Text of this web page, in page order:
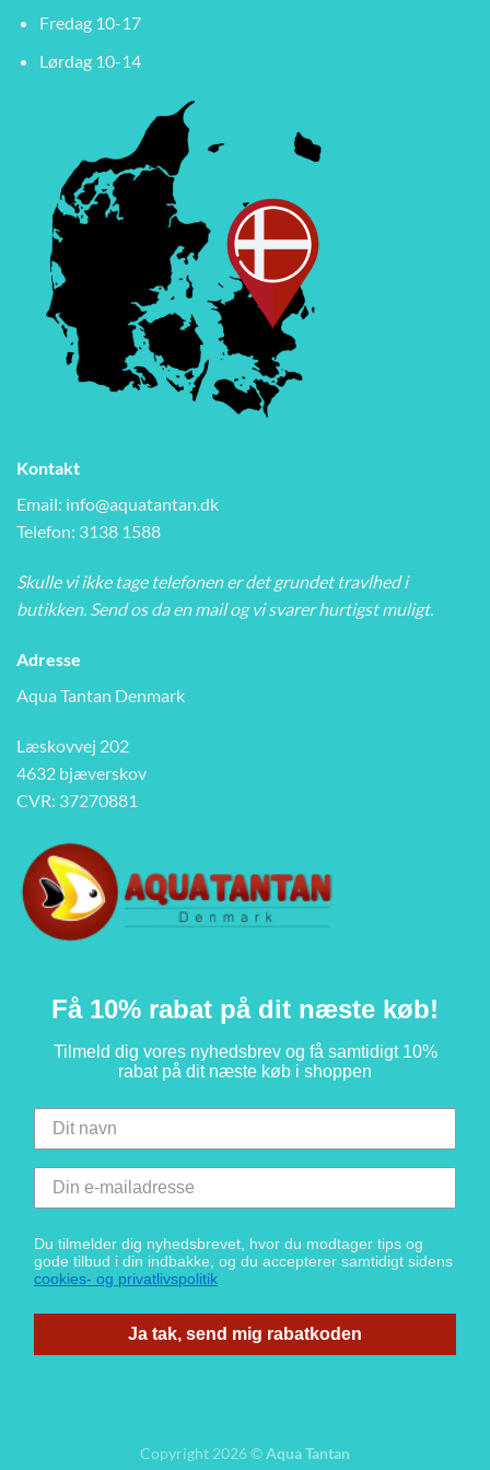
Fredag 10-17
Lørdag 10-14
Kontakt
Email: info@aquatantan.dk
Telefon: 3138 1588
Skulle vi ikke tage telefonen er det grundet travlhed i
butikken. Send os da en mail og vi svarer hurtigst muligt.
Adresse
Aqua Tantan Denmark
Læskovvej 202
4632 bjæverskov
CVR: 37270881
Få 10% rabat på dit næste køb!
Tilmeld dig vores nyhedsbrev og få samtidigt 10%
rabat på dit næste køb i shoppen
Du tilmelder dig nyhedsbrevet, hvor du modtager tips og
gode tilbud i din indbakke, og du accepterer samtidigt sidens
cookies- og privatlivspolitik
Ja tak, send mig rabatkoden
Copyright 2026 ©Aqua Tantan